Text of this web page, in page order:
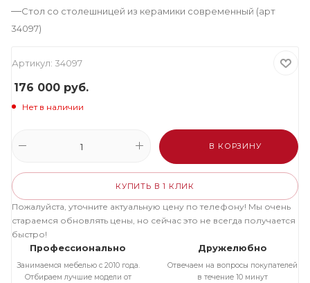
—Стол со столешницей из керамики современный (арт
34097)
Артикул: 34097
176 000 руб.
Нет в наличии
В КОРЗИНУ
КУПИТЬ В 1 КЛИК
Пожалуйста, уточните актуальную цену по телефону! Мы очень
стараемся обновлять цены, но сейчас это не всегда получается
быстро!
Профессионально
Занимаемся мебелью с 2010 года.
Отбираем лучшие модели от
Дружелюбно
Отвечаем на вопросы покупателей
в течение 10 минут